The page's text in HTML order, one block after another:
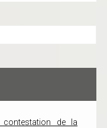
contestation de la